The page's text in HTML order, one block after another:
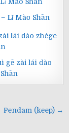
Lǐ Mào Shān
gē zài lái dào
Pendam (keep) →